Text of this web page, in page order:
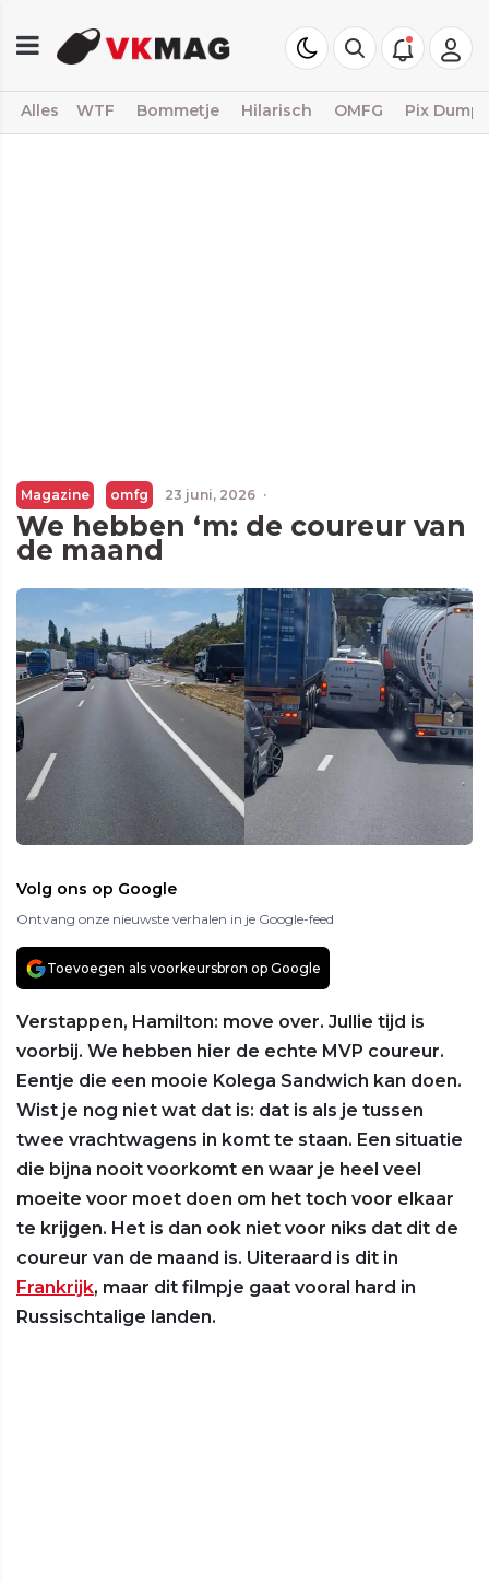
Alles WTF Bommetje Hilarisch OMFG Pix Dump
Magazine omfg 23 juni, 2026 ·
We hebben ‘m: de coureur van
de maand
Volg ons op Google
Ontvang onze nieuwste verhalen in je Google-feed
Toevoegen als voorkeursbron op Google
Verstappen, Hamilton: move over. Jullie tijd is
voorbij. We hebben hier de echte MVP coureur.
Eentje die een mooie Kolega Sandwich kan doen.
Wist je nog niet wat dat is: dat is als je tussen
twee vrachtwagens in komt te staan. Een situatie
die bijna nooit voorkomt en waar je heel veel
moeite voor moet doen om het toch voor elkaar
te krijgen. Het is dan ook niet voor niks dat dit de
coureur van de maand is. Uiteraard is dit in
Frankrijk, maar dit filmpje gaat vooral hard in
Russischtalige landen.